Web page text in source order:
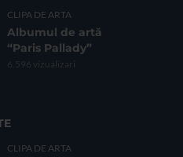
CLIPA DE ARTA
Albumul de artă
“Paris Pallady”
6.596 vizualizari
CLIPA DE ARTA